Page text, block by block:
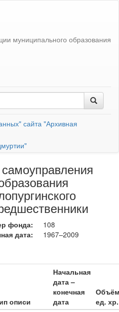
муниципального образования
сайта "Архивная
фонда:
108
дата:
1967–2009
описи
Начальная
дата –
конечная
дата
Объём
ед. хр.